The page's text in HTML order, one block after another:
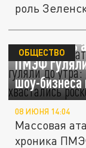
роль
Ленобласть
ПМЭФ
шоу-
ОБЩЕСТВО
08 ИЮНЯ 14:04
Массовая
хроника